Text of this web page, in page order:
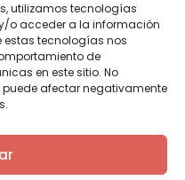
utilizamos tecnologías
o acceder a la información
estas tecnologías nos
de
en este sitio. No
puede afectar negativamente
sociales
Y
o n